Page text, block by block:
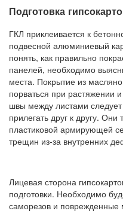
Подготовка
ГКЛ приклеивается к
подвесной алюминиевый
понять, как правильно
панелей, необходимо
места. Покрытие из
порваться при растяжении
швы между листами
прилегать друг к другу.
пластиковой армирующей
трещин из-за внутренних
Лицевая сторона
подготовки. Необходимо
саморезов и